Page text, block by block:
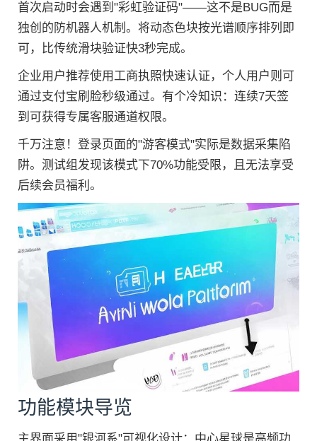
首次启动时会遇到"彩虹验证码"——这不是BUG而是
独创的防机器人机制。将动态色块按光谱顺序排列即
可，比传统滑块验证快3秒完成。
企业用户推荐使用工商执照快速认证，个人用户则可
通过支付宝刷脸秒级通过。有个冷知识：连续7天签
到可获得专属客服通道权限。
千万注意！登录页面的"游客模式"实际是数据采集陷
阱。测试组发现该模式下70%功能受限，且无法享受
后续会员福利。
功能模块导览